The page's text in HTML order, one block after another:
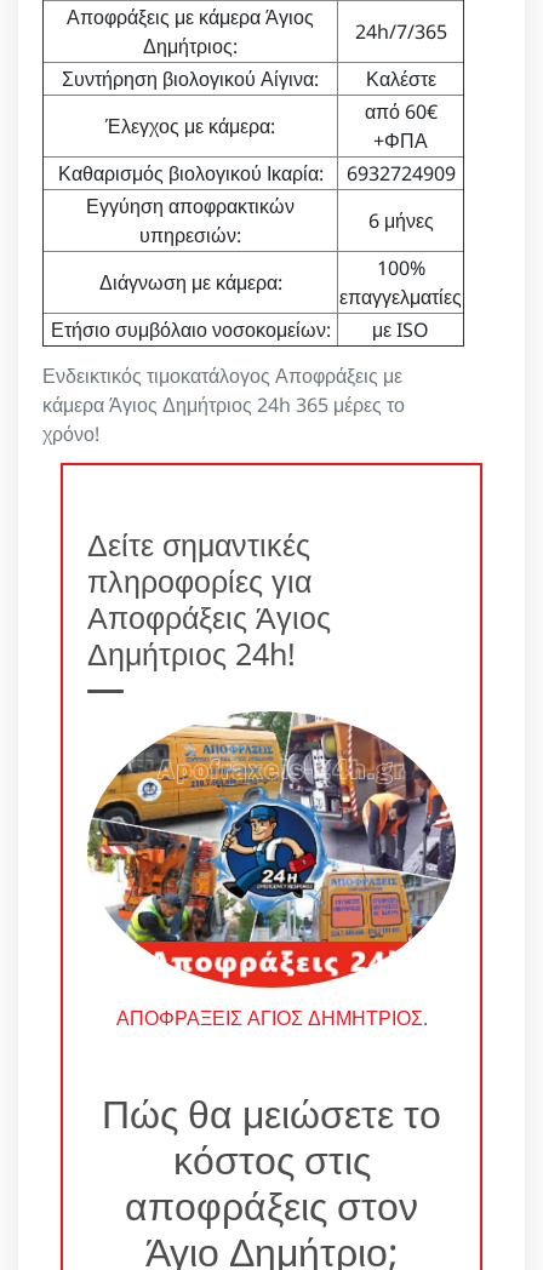
Ενδεικτικός τιμοκατάλογος Αποφράξεις με
κάμερα Άγιος Δημήτριος 24h 365 μέρες το
χρόνο!
Αποφράξεις με κάμερα Άγιος
Δημήτριος:
24h/7/365
Συντήρηση βιολογικού Αίγινα:
Καλέστε
Έλεγχος με κάμερα:
από 60€
+ΦΠΑ
Καθαρισμός βιολογικού Ικαρία:
6932724909
Εγγύηση αποφρακτικών
υπηρεσιών:
6 μήνες
Διάγνωση με κάμερα:
100%
επαγγελματίες
Ετήσιο συμβόλαιο νοσοκομείων:
με ISO
Δείτε σημαντικές
πληροφορίες για
Αποφράξεις Άγιος
Δημήτριος 24h!
ΑΠΟΦΡΑΞΕΙΣ ΑΓΙΟΣ ΔΗΜΗΤΡΙΟΣ.
Πώς θα μειώσετε το
κόστος στις
αποφράξεις στον
Άγιο Δημήτριο;